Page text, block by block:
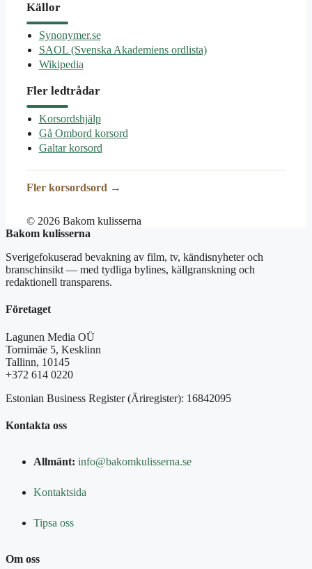
Källor
Synonymer.se
SAOL (Svenska Akademiens ordlista)
Wikipedia
Fler ledtrådar
Korsordshjälp
Gå Ombord korsord
Galtar korsord
Fler korsordsord →
© 2026 Bakom kulisserna
Bakom kulisserna
Sverigefokuserad bevakning av film, tv, kändisnyheter och
branschinsikt — med tydliga bylines, källgranskning och
redaktionell transparens.
Företaget
Lagunen Media OÜ
Tornimäe 5, Kesklinn
Tallinn, 10145
+372 614 0220
Estonian Business Register (Äriregister): 16842095
Kontakta oss
Allmänt: info@bakomkulisserna.se
Kontaktsida
Tipsa oss
Om oss